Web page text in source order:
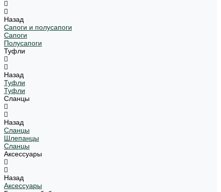
Назад
Сапоги и полусапоги
Сапоги
Полусапоги
Туфли
Назад
Туфли
Туфли
Сланцы
Назад
Сланцы
Шлепанцы
Сланцы
Аксессуары
Назад
Аксессуары